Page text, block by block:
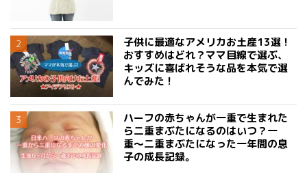
子供に最適なアメリカお土産13選！
おすすめはどれ？ママ目線で選ぶ、
キッズに喜ばれそうな品を本気で選
んでみた！
ハーフの赤ちゃんが一重で生まれた
ら二重まぶたになるのはいつ？一
重〜二重まぶたになった一年間の息
子の成長記録。